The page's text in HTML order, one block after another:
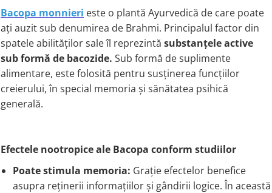
Bacopa monnieri este o plantă Ayurvedică de care poate
ați auzit sub denumirea de Brahmi. Principalul factor din
spatele abilităților sale îl reprezintă substanțele active
sub formă de bacozide. Sub formă de suplimente
alimentare, este folosită pentru susținerea funcțiilor
creierului, în special memoria și sănătatea psihică
generală.
Efectele nootropice ale Bacopa conform studiilor
Poate stimula memoria: Grație efectelor benefice
asupra reținerii informațiilor și gândirii logice. În această